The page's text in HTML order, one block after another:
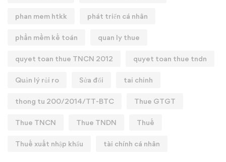
phan mem htkk phát triển cá nhân
phần mềm kế toán quan ly thue
quyet toan thue TNCN 2012 quyet toan thue tndn
Quản lý rủi ro Sửa đổi tai chinh
thong tu 200/2014/TT-BTC Thue GTGT
Thue TNCN Thue TNDN Thuế
Thuế xuất nhập khẩu tài chính cá nhân